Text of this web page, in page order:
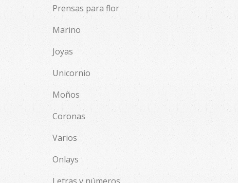
Prensas para flor
Marino
Joyas
Unicornio
Moños
Coronas
Varios
Onlays